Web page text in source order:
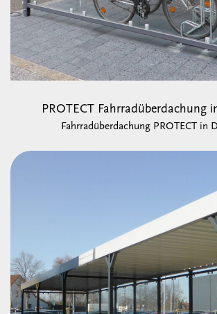
PROTECT Fahrradüberdachung
Fahrradüberdachung PROTECT in